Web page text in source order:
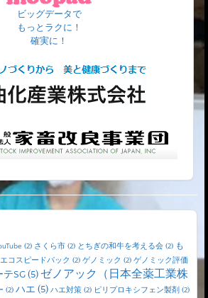
ビッグデータで
もっとラクに！
確実に！
(2) さくら市 (2) とちぎの和牛を考える会 (2) も
エコスピードパック (2) ゲノミック (2) ゲノミック評価
SG(5) ゼノアック（日本全薬工業株
(2) ハエ (5) ハエ対策 (2) ピリプロキシフェン製剤 (2)